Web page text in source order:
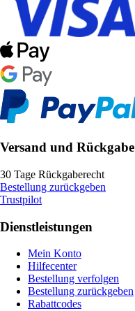
Versand und Rückgabe
30 Tage Rückgaberecht
Bestellung zurückgeben
Trustpilot
Dienstleistungen
Mein Konto
Hilfecenter
Bestellung verfolgen
Bestellung zurückgeben
Rabattcodes